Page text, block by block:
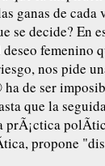
ganas de cada
se decide? En
femenino
nos pide
de ser
que la
prÃ¡ctica
propone